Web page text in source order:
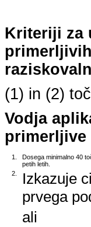
Kriteriji za
(1) in (2)
Vodja
primerljive
1.
Dosega minimalno 40
petih letih.
2.
Izkazuje
prvega
ali